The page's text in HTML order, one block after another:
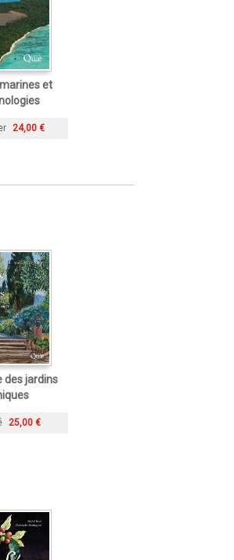
et
24,00 €
des jardins
25,00 €